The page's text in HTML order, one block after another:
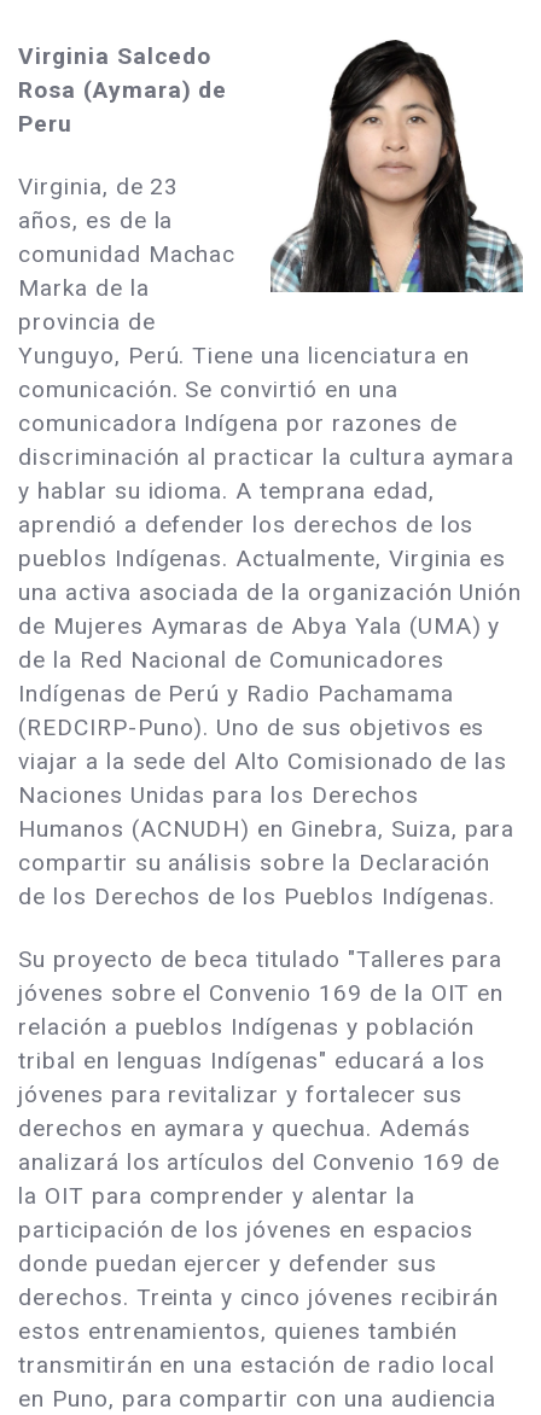
Virginia Salcedo
Rosa (Aymara) de
Peru
Virginia, de 23
años, es de la
comunidad Machac
Marka de la
provincia de
Yunguyo, Perú. Tiene una licenciatura en
comunicación. Se convirtió en una
comunicadora Indígena por razones de
discriminación al practicar la cultura aymara
y hablar su idioma. A temprana edad,
aprendió a defender los derechos de los
pueblos Indígenas. Actualmente, Virginia es
una activa asociada de la organización Unión
de Mujeres Aymaras de Abya Yala (UMA) y
de la Red Nacional de Comunicadores
Indígenas de Perú y Radio Pachamama
(REDCIRP-Puno). Uno de sus objetivos es
viajar a la sede del Alto Comisionado de las
Naciones Unidas para los Derechos
Humanos (ACNUDH) en Ginebra, Suiza, para
compartir su análisis sobre la Declaración
de los Derechos de los Pueblos Indígenas.
Su proyecto de beca titulado "Talleres para
jóvenes sobre el Convenio 169 de la OIT en
relación a pueblos Indígenas y población
tribal en lenguas Indígenas" educará a los
jóvenes para revitalizar y fortalecer sus
derechos en aymara y quechua. Además
analizará los artículos del Convenio 169 de
la OIT para comprender y alentar la
participación de los jóvenes en espacios
donde puedan ejercer y defender sus
derechos. Treinta y cinco jóvenes recibirán
estos entrenamientos, quienes también
transmitirán en una estación de radio local
en Puno, para compartir con una audiencia